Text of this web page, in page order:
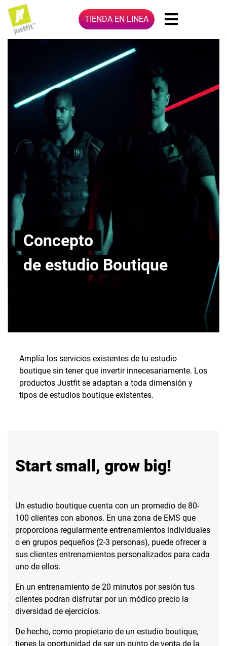
TIENDA EN LINEA
Concepto
de estudio Boutique
Amplía los servicios existentes de tu estudio
boutique sin tener que invertir innecesariamente. Los
productos Justfit se adaptan a toda dimensión y
tipos de estudios boutique existentes.
Start small, grow big!
Un estudio boutique cuenta con un promedio de 80-
100 clientes con abonos. En una zona de EMS que
proporciona regularmente entrenamientos individuales
o en grupos pequeños (2-3 personas), puede ofrecer a
sus clientes entrenamientos personalizados para cada
uno de ellos.
En un entrenamiento de 20 minutos por sesión tus
clientes podran disfrutar por un módico precio la
diversidad de ejercicios.
De hecho, como propietario de un estudio boutique,
tienes la oportunidad de ser un punto de venta de la